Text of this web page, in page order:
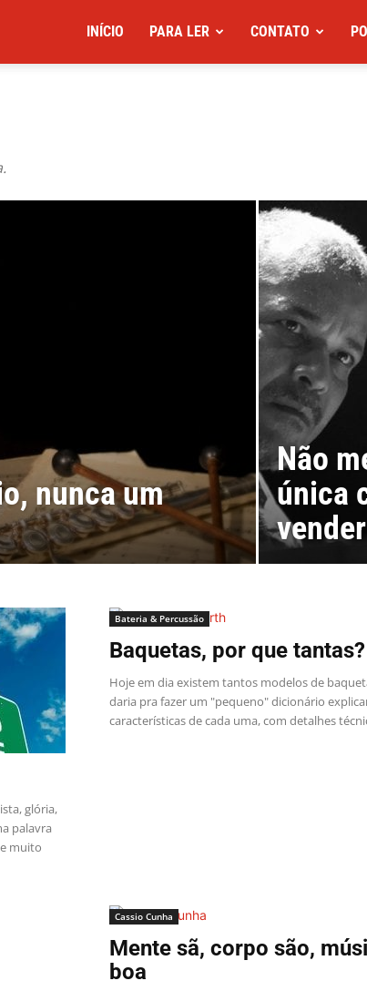
INÍCIO PARA LER CONTATO
nunca um
Não
única
vender
glória,
palavra
muito
Bateria & Percussão
Baquetas, por que tantas?
Hoje em dia existem tantos modelos de
daria pra fazer um "pequeno" dicionário
características de cada uma, com detalhes
Cassio Cunha
Mente sã, corpo são,
boa